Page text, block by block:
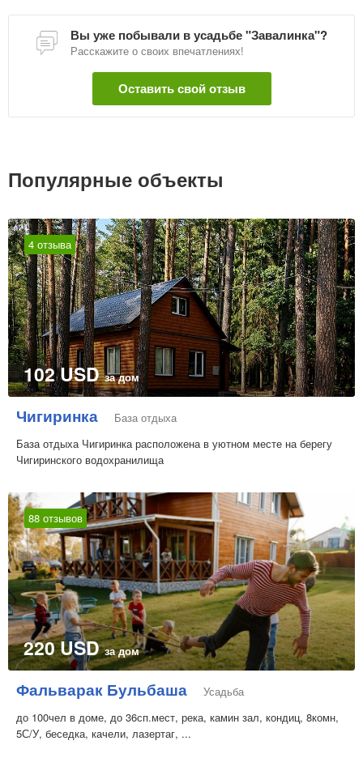
Вы уже побывали в усадьбе "Завалинка"?
Расскажите о своих впечатлениях!
Оставить свой отзыв
Популярные объекты
4 отзыва
102 USDза дом
Чигиринка
База отдыха
База отдыха Чигиринка расположена в уютном месте на берегу
Чигиринского водохранилища
88 отзывов
220 USDза дом
Фальварак Бульбаша
Усадьба
до 100чел в доме, до 36сп.мест, река, камин зал, кондиц, 8комн,
5С/У, беседка, качели, лазертаг, ...